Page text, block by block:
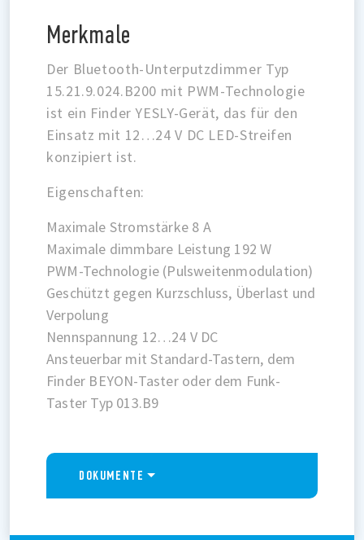
Merkmale
Der Bluetooth-Unterputzdimmer Typ
15.21.9.024.B200 mit PWM-Technologie
ist ein Finder YESLY-Gerät, das für den
Einsatz mit 12…24 V DC LED-Streifen
konzipiert ist.
Eigenschaften:
Maximale Stromstärke 8 A
Maximale dimmbare Leistung 192 W
PWM-Technologie (Pulsweitenmodulation)
Geschützt gegen Kurzschluss, Überlast und
Verpolung
Nennspannung 12…24 V DC
Ansteuerbar mit Standard-Tastern, dem
Finder BEYON-Taster oder dem Funk-
Taster Typ 013.B9
DOKUMENTE